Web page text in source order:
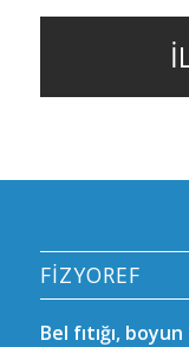
FİZYOREF
Bel fıtığı,